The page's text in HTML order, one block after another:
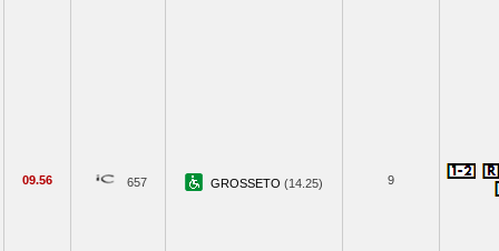
09.56 657 GROSSETO (14.25) 9